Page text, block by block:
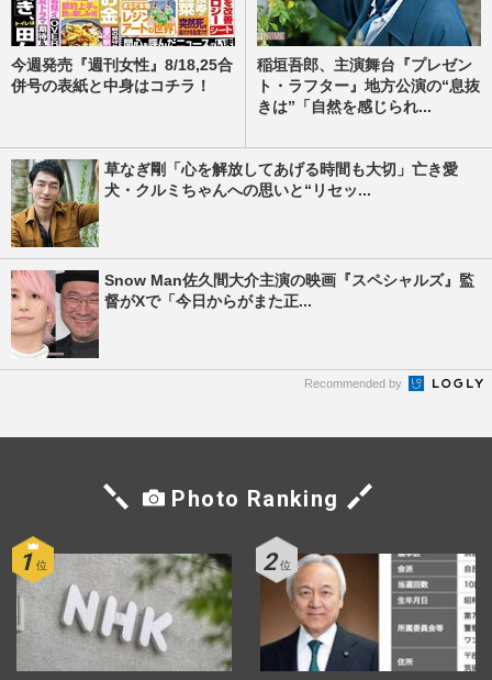
今週発売『週刊女性』8/18,25合
併号の表紙と中身はコチラ！
稲垣吾郎、主演舞台『プレゼン
ト・ラフター』地方公演の“息抜
きは”「自然を感じられ...
草なぎ剛「心を解放してあげる時間も大切」亡き愛
犬・クルミちゃんへの思いと“リセッ...
Snow Man佐久間大介主演の映画『スペシャルズ』監
督がXで「今日からがまた正...
Recommended by
Photo Ranking